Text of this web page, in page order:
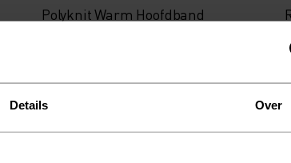
Details Over
Polyknit Warm Hoofdband